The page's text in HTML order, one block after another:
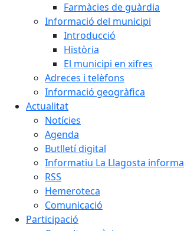
Farmàcies de guàrdia
Informació del municipi
Introducció
Història
El municipi en xifres
Adreces i telèfons
Informació geogràfica
Actualitat
Notícies
Agenda
Butlletí digital
Informatiu La Llagosta informa
RSS
Hemeroteca
Comunicació
Participació